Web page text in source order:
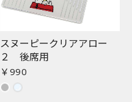
スヌーピークリアアロー
２ 後席用
￥990